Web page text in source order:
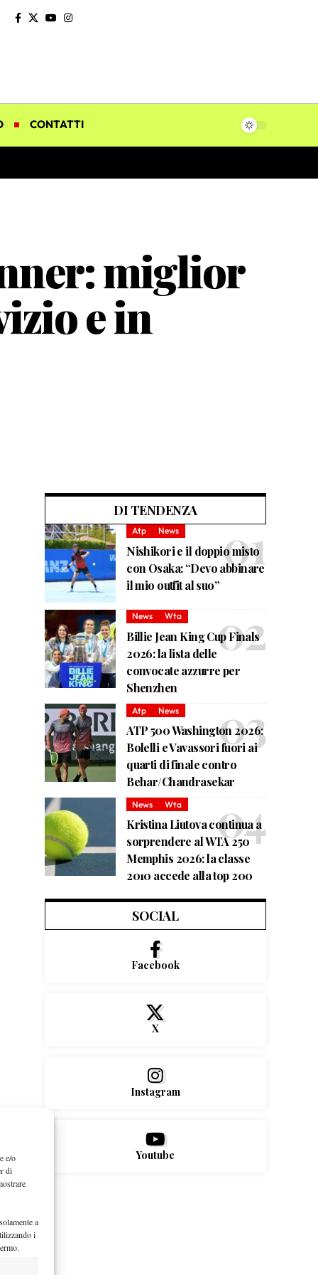
e/o
di
a
i
CONTATTI
miglior
e in
DI TENDENZA
Atp News
Nishikori e il doppio misto
con Osaka: “Devo abbinare
il mio outfit al suo”
News Wta
Billie Jean King Cup Finals
2026: la lista delle
convocate azzurre per
Shenzhen
Atp News
ATP 500 Washington 2026:
Bolelli e Vavassori fuori ai
quarti di finale contro
Behar/Chandrasekar
News Wta
Kristina Liutova continua a
sorprendere al WTA 250
Memphis 2026: la classe
2010 accede alla top 200
SOCIAL
Facebook
X
Instagram
Youtube